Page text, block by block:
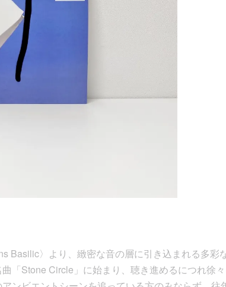
Basilic〉より、緻密な音の層に引き込まれる多彩
「Stone Circle」に始まり、聴き進めるにつれ徐